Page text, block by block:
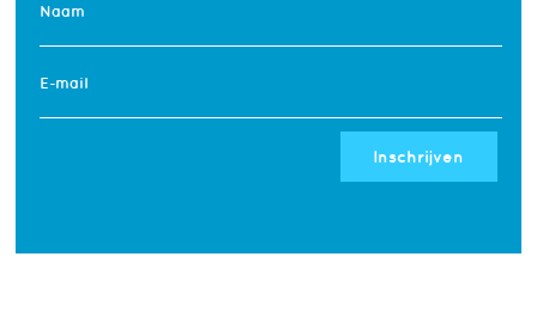
Naam
E-mail
Inschrijven